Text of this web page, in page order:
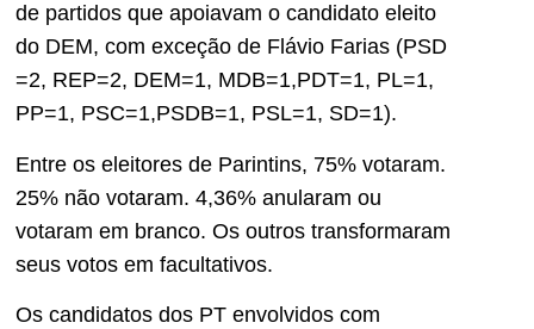
de partidos que apoiavam o candidato eleito
do DEM, com exceção de Flávio Farias (PSD
=2, REP=2, DEM=1, MDB=1,PDT=1, PL=1,
PP=1, PSC=1,PSDB=1, PSL=1, SD=1).
Entre os eleitores de Parintins, 75% votaram.
25% não votaram. 4,36% anularam ou
votaram em branco. Os outros transformaram
seus votos em facultativos.
Os candidatos dos PT envolvidos com